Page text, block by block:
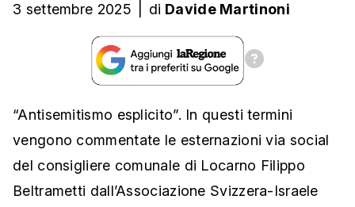
3 settembre 2025 di Davide Martinoni
“Antisemitismo esplicito”. In questi termini
vengono commentate le esternazioni via social
del consigliere comunale di Locarno Filippo
Beltrametti dall’Associazione Svizzera-Israele